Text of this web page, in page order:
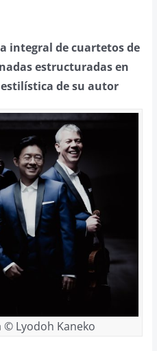
integral de cuartetos de
estructuradas en
de su autor
Lyodoh Kaneko